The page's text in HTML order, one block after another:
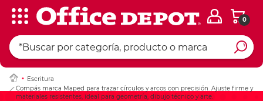
0
Escritura
Compás marca Maped para trazar círculos y arcos con precisión. Ajuste firme y
materiales resistentes, ideal para geometría, dibujo técnico y arte.
Ingresar Codigo